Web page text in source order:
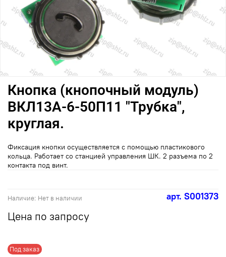
арт. S001373
Наличие: Нет в наличии
Под заказ
Кнопка (кнопочный модуль)
ВКЛ13А-6-50П11 "Трубка",
круглая.
Цена по запросу
Фиксация кнопки осуществляется с помощью пластикового
кольца. Работает со станцией управления ШК. 2 разъема по 2
контакта под винт.